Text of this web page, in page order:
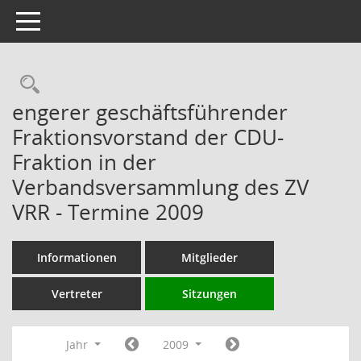
Toggle navigation
Rechercheauswahl
engerer geschäftsführender
Fraktionsvorstand der CDU-
Fraktion in der
Verbandsversammlung des ZV
VRR - Termine 2009
Informationen Mitglieder
Vertreter Sitzungen
Jahr
2009